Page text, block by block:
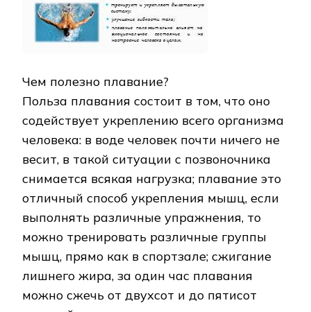
Чем полезно плавание?
Польза плавания состоит в том, что оно
содействует укреплению всего организма
человека: в воде человек почти ничего не
весит, в такой ситуации с позвоночника
снимается всякая нагрузка; плавание это
отличный способ укрепления мышц, если
выполнять различные упражнения, то
можно тренировать различные группы
мышц, прямо как в спортзале; сжигание
лишнего жира, за один час плавания
можно сжечь от двухсот и до пятисот